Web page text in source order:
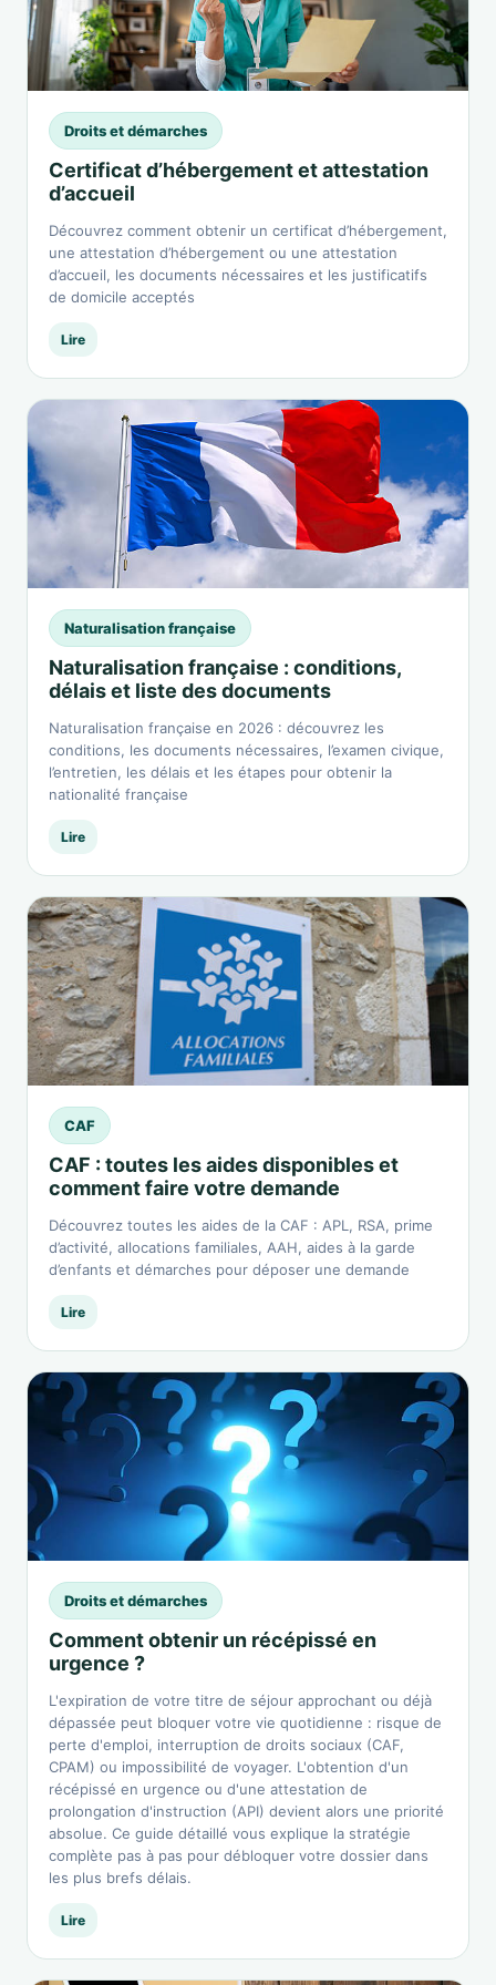
Droits et démarches
Certificat d’hébergement et attestation
d’accueil
Découvrez comment obtenir un certificat d’hébergement,
une attestation d’hébergement ou une attestation
d’accueil, les documents nécessaires et les justificatifs
de domicile acceptés
Lire
Naturalisation française
Naturalisation française : conditions,
délais et liste des documents
Naturalisation française en 2026 : découvrez les
conditions, les documents nécessaires, l’examen civique,
l’entretien, les délais et les étapes pour obtenir la
nationalité française
Lire
CAF
CAF : toutes les aides disponibles et
comment faire votre demande
Découvrez toutes les aides de la CAF : APL, RSA, prime
d’activité, allocations familiales, AAH, aides à la garde
d’enfants et démarches pour déposer une demande
Lire
Droits et démarches
Comment obtenir un récépissé en
urgence ?
L'expiration de votre titre de séjour approchant ou déjà
dépassée peut bloquer votre vie quotidienne : risque de
perte d'emploi, interruption de droits sociaux (CAF,
CPAM) ou impossibilité de voyager. L'obtention d'un
récépissé en urgence ou d'une attestation de
prolongation d'instruction (API) devient alors une priorité
absolue. Ce guide détaillé vous explique la stratégie
complète pas à pas pour débloquer votre dossier dans
les plus brefs délais.
Lire